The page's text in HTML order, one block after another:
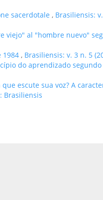
sacerdotale , Brasiliensis:
viejo" al "hombre nuevo"
1984 , Brasiliensis: v. 3 n. 5
do aprendizado segundo
escute sua voz? A
Brasiliensis